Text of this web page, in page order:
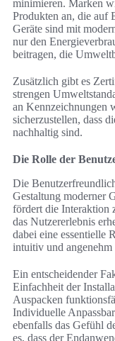
minimieren. Marken
Produkten an, die auf
Geräte sind mit
nur den
beitragen, die
Zusätzlich gibt es
strengen
an Kennzeichnungen
sicherzustellen, dass
nachhaltig sind.
Die Rolle der
Die
Gestaltung moderner
fördert die Interaktion
das Nutzererlebnis
dabei eine essentielle
intuitiv und
Ein entscheidender
Einfachheit der
Auspacken
Individuelle
ebenfalls das Gefühl
es, dass der